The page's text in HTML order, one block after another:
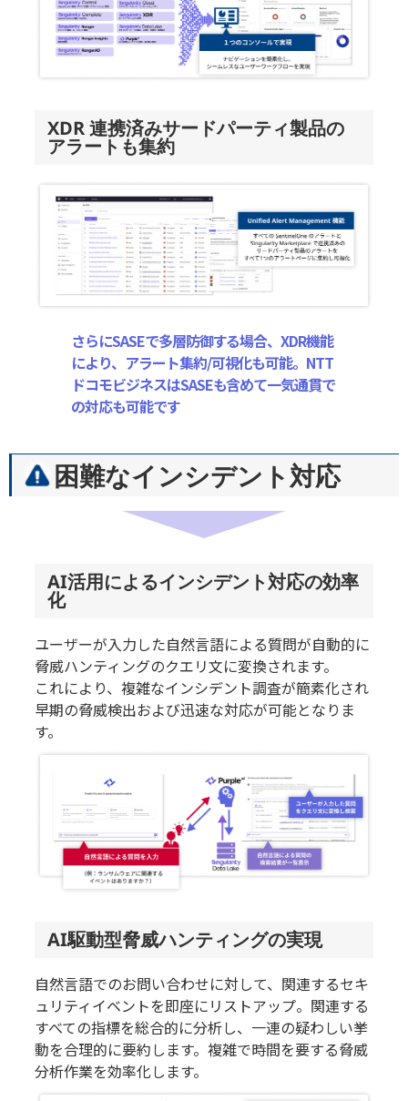
XDR 連携済みサードパーティ製品の
アラートも集約
さらにSASEで多層防御する場合、XDR機能
により、アラート集約/可視化も可能。NTT
ドコモビジネスはSASEも含めて一気通貫で
の対応も可能です
困難なインシデント対応
AI活用によるインシデント対応の効率
化
ユーザーが入力した自然言語による質問が自動的に
脅威ハンティングのクエリ文に変換されます。
これにより、複雑なインシデント調査が簡素化され
早期の脅威検出および迅速な対応が可能となりま
す。
AI駆動型脅威ハンティングの実現
自然言語でのお問い合わせに対して、関連するセキ
ュリティイベントを即座にリストアップ。関連する
すべての指標を総合的に分析し、一連の疑わしい挙
動を合理的に要約します。複雑で時間を要する脅威
分析作業を効率化します。